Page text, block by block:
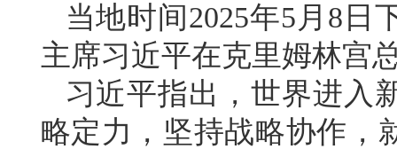
当地时间2025年5月8日
主席习近平在克里姆林宫
习近平指出，世界进入
略定力，坚持战略协作，